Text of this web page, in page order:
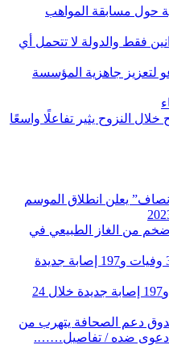
حول مسابقة المواهب
فقط والدولة لا تتحمل أي
لتعزيز جاهزية المؤسسة
النزوح يثير تفاعلًا واسعًا
يعلن انطلاق الموسم
من الغاز الطبيعي في
تسجيل 3 وفيات و197 إصابة جديدة
تسجيل 3 وفيات و197 إصابة جديدة خلال 24
دعم الصحافة يتهرب من
دعوى ضده / تفاصيل…….